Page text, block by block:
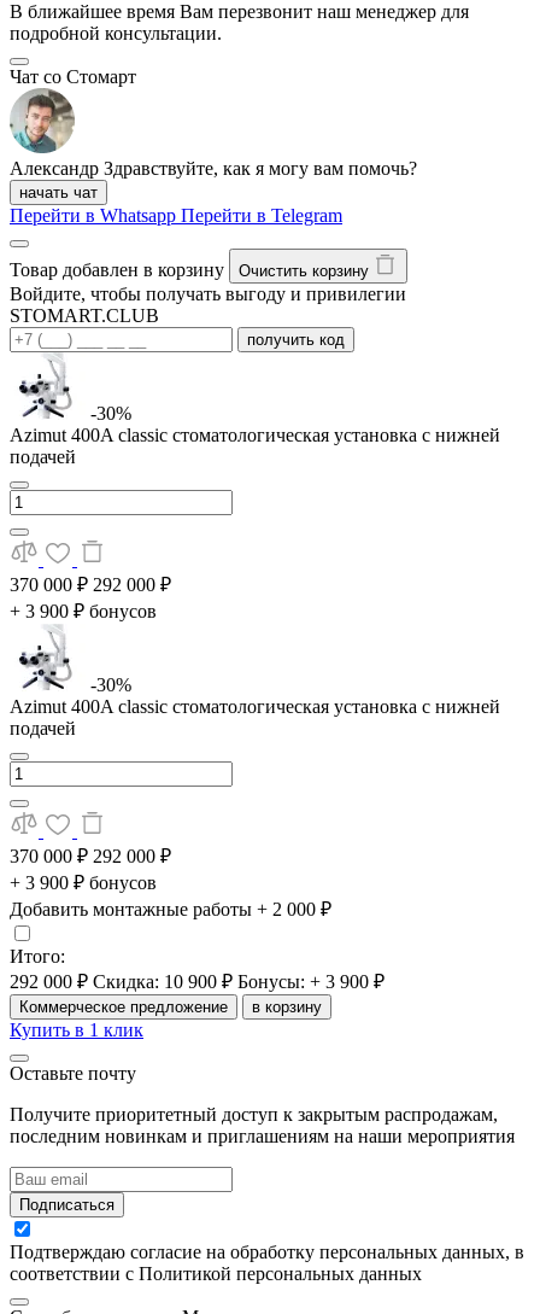
В ближайшее время Вам перезвонит наш менеджер для
подробной консультации.
Чат со Стомарт
Александр Здравствуйте, как я могу вам помочь?
начать чат
Перейти в Whatsapp Перейти в Telegram
Товар добавлен в корзину Очистить корзину
Войдите, чтобы получать выгоду и привилегии
STOMART.CLUB
получить код
-30%
Azimut 400A classic стоматологическая установка с нижней
подачей
370 000 ₽ 292 000 ₽
+ 3 900 ₽ бонусов
-30%
Azimut 400A classic стоматологическая установка с нижней
подачей
370 000 ₽ 292 000 ₽
+ 3 900 ₽ бонусов
Добавить монтажные работы + 2 000 ₽
Итого:
292 000 ₽ Скидка: 10 900 ₽ Бонусы: + 3 900 ₽
Коммерческое предложение в корзину
Купить в 1 клик
Оставьте почту
Получите приоритетный доступ к закрытым распродажам,
последним новинкам и приглашениям на наши мероприятия
Подписаться
Подтверждаю согласие на обработку персональных данных, в
соответствии с Политикой персональных данных